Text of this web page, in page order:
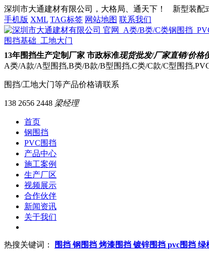
深圳市大通建材有限公司，大格局、通天下！
新型装配
手机版 XML TAG标签 网站地图 联系我们
13年围挡生产定制厂家 市政标准现货批发/厂家直销/价格
A类/A款/A型围挡,B类/B款/B型围挡,C类/C款/C型围挡
围挡/工地大门等产品价格请联系
138 2656 2448 梁经理
首页
钢围挡
PVC围挡
产品中心
施工案例
生产厂区
视频展示
合作伙伴
新闻资讯
关于我们
热搜关键词： 围挡 钢围挡 烤漆围挡 镀锌围挡 pvc围挡 绿